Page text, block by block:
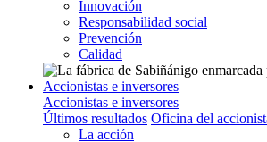
Innovación
Responsabilidad social
Prevención
Calidad
Accionistas e inversores
Accionistas e inversores
Últimos resultados Oficina del
La acción